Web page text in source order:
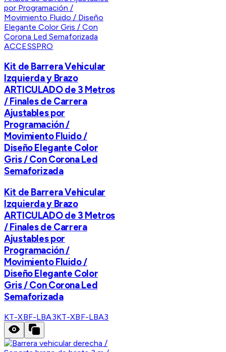
ACCESSPRO
Kit de Barrera Vehicular
Izquierda y Brazo
ARTICULADO de 3 Metros
/ Finales de Carrera
Ajustables por
Programación /
Movimiento Fluido /
Diseño Elegante Color
Gris / Con Corona Led
Semaforizada
Kit de Barrera Vehicular
Izquierda y Brazo
ARTICULADO de 3 Metros
/ Finales de Carrera
Ajustables por
Programación /
Movimiento Fluido /
Diseño Elegante Color
Gris / Con Corona Led
Semaforizada
KT-XBF-LBA3KT-XBF-LBA3